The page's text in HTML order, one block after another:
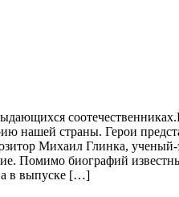
нашей страны. Герои
Михаил Глинка,
Помимо биографий
а в выпуске […]